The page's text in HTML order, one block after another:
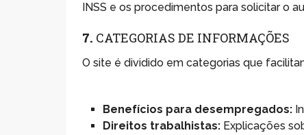
INSS e os procedimentos para solicitar o
7. CATEGORIAS DE INFORMAÇÕES
O site é dividido em categorias que
Benefícios para desempregados:
Direitos trabalhistas: Explicações